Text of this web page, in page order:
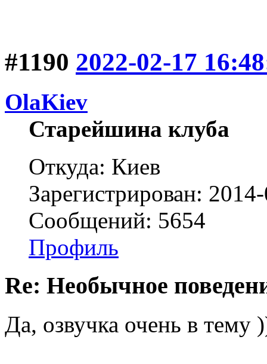
#1190 2022-02-17
OlaKiev
Старейшина клуба
Откуда: Киев
Зарегистрирован:
Сообщений: 5654
Профиль
Re: Необычное
Да, озвучка очень в тему